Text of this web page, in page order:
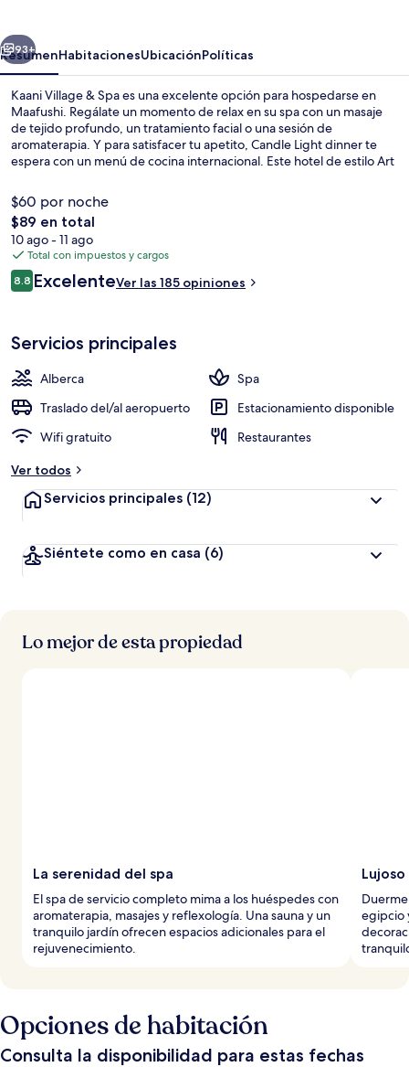
Siguiente
93+
ResumenHabitacionesUbicaciónPolíticas
Kaani Village & Spa es una excelente opción para hospedarse en
Maafushi. Regálate un momento de relax en su spa con un masaje
de tejido profundo, un tratamiento facial o una sesión de
aromaterapia. Y para satisfacer tu apetito, Candle Light dinner te
espera con un menú de cocina internacional. Este hotel de estilo Art
$60 por noche
El
precio
total
es
de
$89 en total
10 ago - 11 ago
Total con impuestos y cargos
Opiniones
8.88.8 de 10,
ExcelenteVer las 185 opiniones
Servicios principales
Alberca
Spa
Traslado del/al aeropuerto
Estacionamiento disponible
Wifi gratuito
Restaurantes
Ver todos
Servicios principales (12)
Siéntete como en casa (6)
Lo mejor de esta propiedad
La serenidad del spa
El spa de servicio completo mima a los huéspedes con
aromaterapia, masajes y reflexología. Una sauna y un
tranquilo jardín ofrecen espacios adicionales para el
rejuvenecimiento.
egipcio
Opciones de habitación
Consulta la disponibilidad para estas fechas